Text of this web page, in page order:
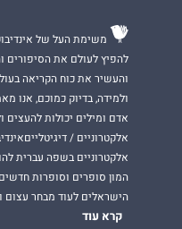
משימת העל של
להפיץ לעולם את
והעשיר את כוח הקריאה
ולמידה, בדיוק כמוכם, אנו
אדם ומילים יכולות
אלקטרוניים /
אלקטרוניים בשפה עברית
המון סופרים וסופרות
הישראלים לעוד מבחר עצום
קרא עוד